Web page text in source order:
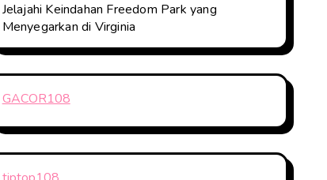
Jelajahi Keindahan Freedom Park yang
Menyegarkan di Virginia
GACOR108